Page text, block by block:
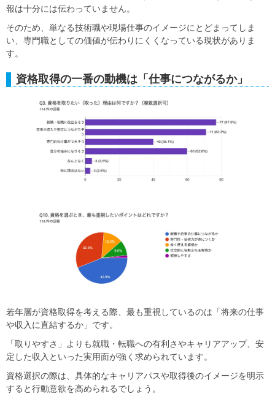
報は十分には伝わっていません。
そのため、単なる技術職や現場仕事のイメージにとどまってしま
い、専門職としての価値が伝わりにくくなっている現状がありま
す。
資格取得の一番の動機は「仕事につながるか」
若年層が資格取得を考える際、最も重視しているのは「将来の仕事
や収入に直結するか」です。
「取りやすさ」よりも就職・転職への有利さやキャリアアップ、安
定した収入といった実用面が強く求められています。
資格選択の際は、具体的なキャリアパスや取得後のイメージを明示
すると行動意欲を高められるでしょう。